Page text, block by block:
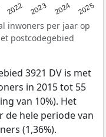
2022 2023 2024 2025
inwoners per jaar op
postcodegebied
3921 DV is met
in 2015 tot 55
van 10%). Het
de hele periode van
(1,36%).